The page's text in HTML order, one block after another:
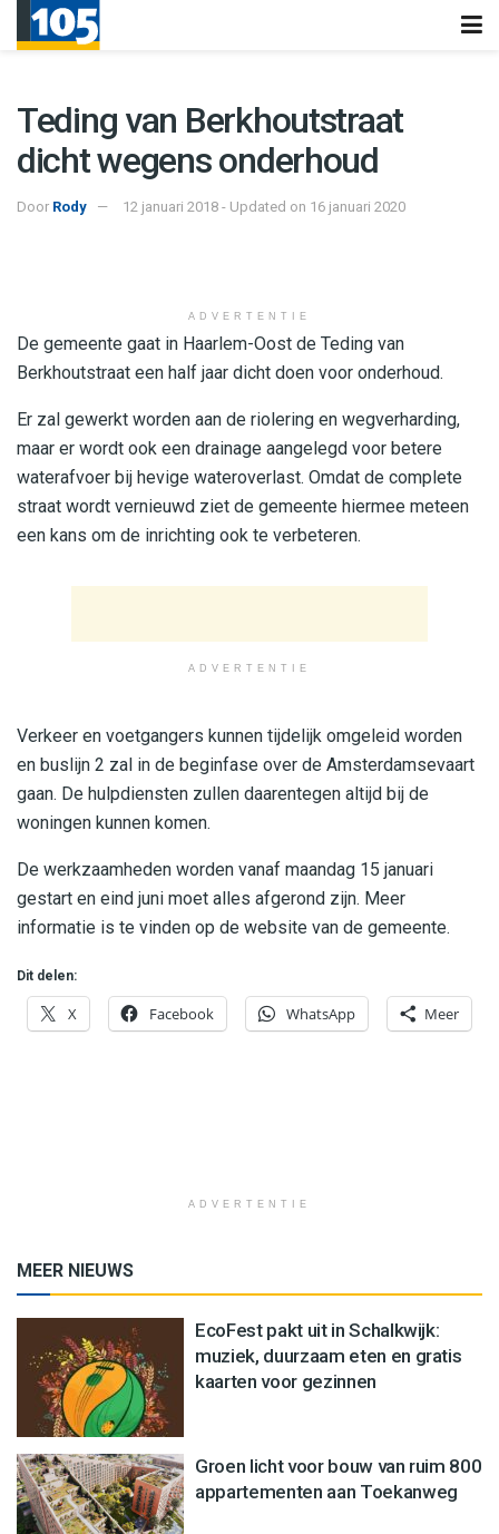
Teding van Berkhoutstraat
dicht wegens onderhoud
Door Rody 12 januari 2018 - Updated on 16 januari 2020
ADVERTENTIE
De gemeente gaat in Haarlem-Oost de Teding van
Berkhoutstraat een half jaar dicht doen voor onderhoud.
Er zal gewerkt worden aan de riolering en wegverharding,
maar er wordt ook een drainage aangelegd voor betere
waterafvoer bij hevige wateroverlast. Omdat de complete
straat wordt vernieuwd ziet de gemeente hiermee meteen
een kans om de inrichting ook te verbeteren.
ADVERTENTIE
Verkeer en voetgangers kunnen tijdelijk omgeleid worden
en buslijn 2 zal in de beginfase over de Amsterdamsevaart
gaan. De hulpdiensten zullen daarentegen altijd bij de
woningen kunnen komen.
De werkzaamheden worden vanaf maandag 15 januari
gestart en eind juni moet alles afgerond zijn. Meer
informatie is te vinden op de website van de gemeente.
Dit delen:
X Facebook WhatsApp Meer
ADVERTENTIE
MEER NIEUWS
EcoFest pakt uit in Schalkwijk:
muziek, duurzaam eten en gratis
kaarten voor gezinnen
Groen licht voor bouw van ruim 800
appartementen aan Toekanweg